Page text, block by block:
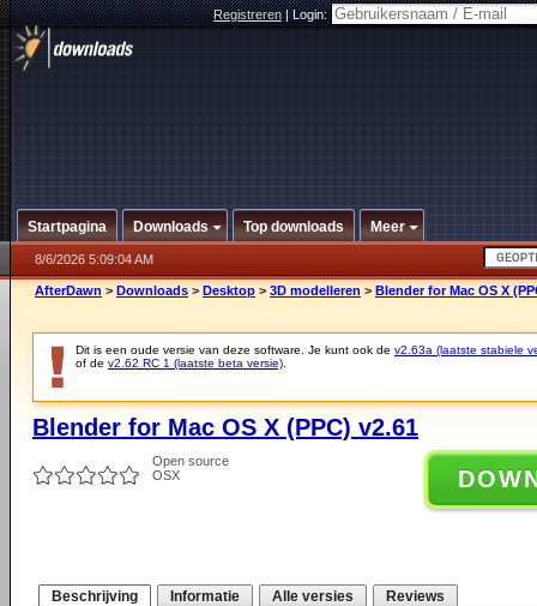
Registreren|Login:
Startpagina Downloads Top downloads Meer
8/6/2026 5:09:04 AM
AfterDawn > Downloads > Desktop > 3D modelleren > Blender for Mac OS X
Dit is een oude versie van deze software. Je kunt ook de v2.63a (laatste stabiele
of de v2.62 RC 1 (laatste beta versie)
Blender for Mac OS X (PPC) v2.61
Open source
OSX
Beschrijving Informatie Alle versies Reviews